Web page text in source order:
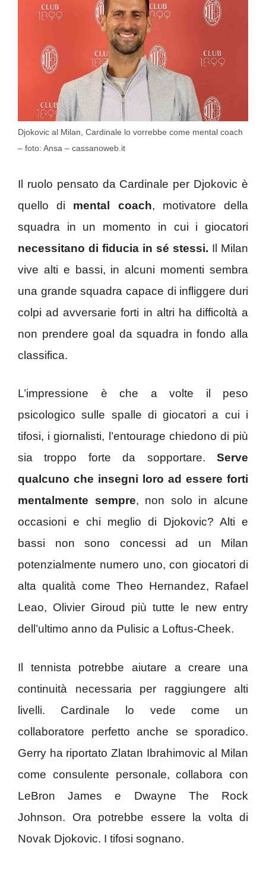
Djokovic al Milan, Cardinale lo vorrebbe come mental coach
– foto: Ansa – cassanoweb.it
Il ruolo pensato da Cardinale per Djokovic è
quello di mental coach, motivatore della
squadra in un momento in cui i giocatori
necessitano di fiducia in sé stessi. Il Milan
vive alti e bassi, in alcuni momenti sembra
una grande squadra capace di infliggere duri
colpi ad avversarie forti in altri ha difficoltà a
non prendere goal da squadra in fondo alla
classifica.
L’impressione è che a volte il peso
psicologico sulle spalle di giocatori a cui i
tifosi, i giornalisti, l’entourage chiedono di più
sia troppo forte da sopportare. Serve
qualcuno che insegni loro ad essere forti
mentalmente sempre, non solo in alcune
occasioni e chi meglio di Djokovic? Alti e
bassi non sono concessi ad un Milan
potenzialmente numero uno, con giocatori di
alta qualità come Theo Hernandez, Rafael
Leao, Olivier Giroud più tutte le new entry
dell’ultimo anno da Pulisic a Loftus-Cheek.
Il tennista potrebbe aiutare a creare una
continuità necessaria per raggiungere alti
livelli. Cardinale lo vede come un
collaboratore perfetto anche se sporadico.
Gerry ha riportato Zlatan Ibrahimovic al Milan
come consulente personale, collabora con
LeBron James e Dwayne The Rock
Johnson. Ora potrebbe essere la volta di
Novak Djokovic. I tifosi sognano.